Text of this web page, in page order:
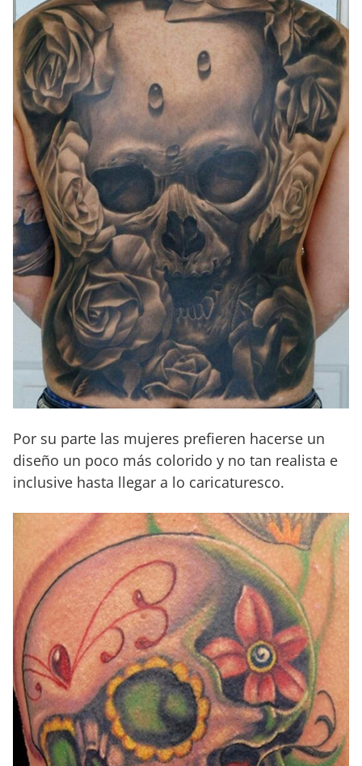
Por su parte las mujeres prefieren hacerse un
diseño un poco más colorido y no tan realista e
inclusive hasta llegar a lo caricaturesco.